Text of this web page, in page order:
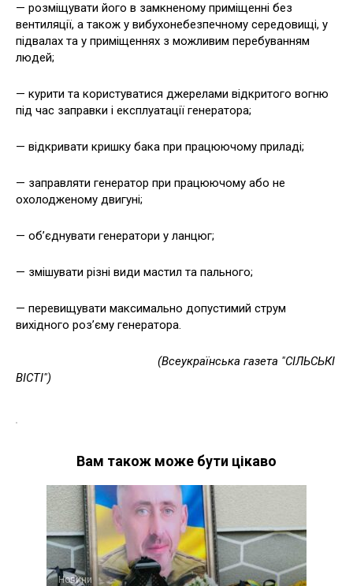
— розміщувати його в замкненому приміщенні без
вентиляції, а також у вибухонебезпечному середовищі, у
підвалах та у приміщеннях з можливим перебуванням
людей;
— курити та користуватися джерелами відкритого вогню
під час заправки і експлуатації генератора;
— відкривати кришку бака при працюючому приладі;
— заправляти генератор при працюючому або не
охолодженому двигуні;
— об’єднувати генератори у ланцюг;
— змішувати різні види мастил та пального;
— перевищувати максимально допустимий струм
вихідного роз’єму генератора.
(Всеукраїнська газета "СІЛЬСЬКІ
ВІСТІ")
Вам також може бути цікаво
Новини